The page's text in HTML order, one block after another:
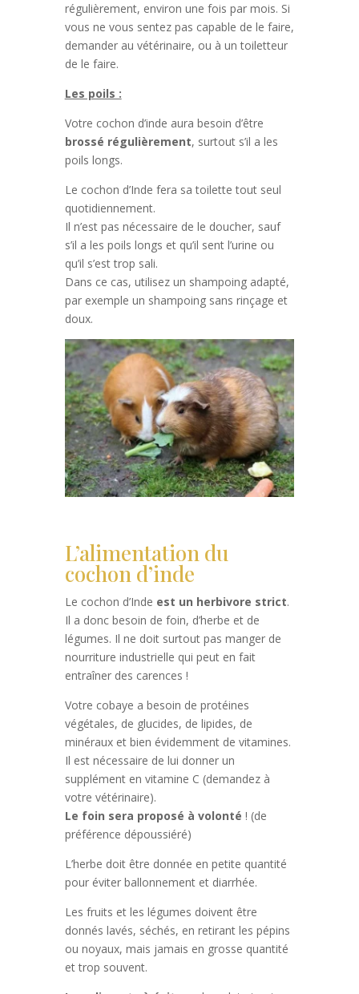
régulièrement, environ une fois par mois. Si
vous ne vous sentez pas capable de le faire,
demander au vétérinaire, ou à un toiletteur
de le faire.
Les poils :
Votre cochon d’inde aura besoin d’être
brossé régulièrement, surtout s’il a les
poils longs.
Le cochon d’Inde fera sa toilette tout seul
quotidiennement.
Il n’est pas nécessaire de le doucher, sauf
s’il a les poils longs et qu’il sent l’urine ou
qu’il s’est trop sali.
Dans ce cas, utilisez un shampoing adapté,
par exemple un shampoing sans rinçage et
doux.
L’alimentation du
cochon d’inde
Le cochon d’Inde est un herbivore strict.
Il a donc besoin de foin, d’herbe et de
légumes. Il ne doit surtout pas manger de
nourriture industrielle qui peut en fait
entraîner des carences !
Votre cobaye a besoin de protéines
végétales, de glucides, de lipides, de
minéraux et bien évidemment de vitamines.
Il est nécessaire de lui donner un
supplément en vitamine C (demandez à
votre vétérinaire).
Le foin sera proposé à volonté ! (de
préférence dépoussiéré)
L’herbe doit être donnée en petite quantité
pour éviter ballonnement et diarrhée.
Les fruits et les légumes doivent être
donnés lavés, séchés, en retirant les pépins
ou noyaux, mais jamais en grosse quantité
et trop souvent.